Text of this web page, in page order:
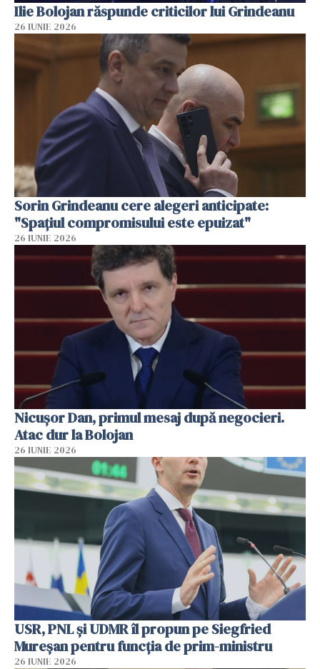
Ilie Bolojan răspunde criticilor lui Grindeanu
26 IUNIE 2026
Sorin Grindeanu cere alegeri anticipate:
"Spațiul compromisului este epuizat"
26 IUNIE 2026
Nicușor Dan, primul mesaj după negocieri.
Atac dur la Bolojan
26 IUNIE 2026
USR, PNL şi UDMR îl propun pe Siegfried
Mureşan pentru funcţia de prim-ministru
26 IUNIE 2026